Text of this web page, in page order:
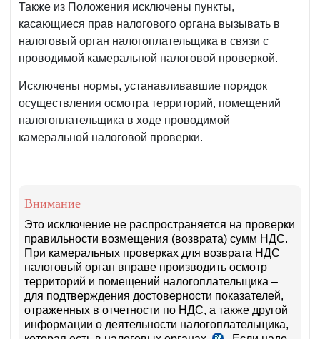
Также из Положения исключены пункты,
касающиеся прав налогового органа вызывать в
налоговый орган налогоплательщика в связи с
проводимой камеральной налоговой проверкой.
Исключены нормы, устанавливавшие порядок
осуществления осмотра территорий, помещений
налогоплательщика в ходе проводимой
камеральной налоговой проверки.
Внимание
Это исключение не распространяется на проверки
правильности возмещения (возврата) сумм НДС.
При камеральных проверках для возврата НДС
налоговый орган вправе производить осмотр
территорий и помещений налогоплательщика –
для подтверждения достоверности показателей,
отраженных в отчетности по НДС, а также другой
информации о деятельности налогоплательщика,